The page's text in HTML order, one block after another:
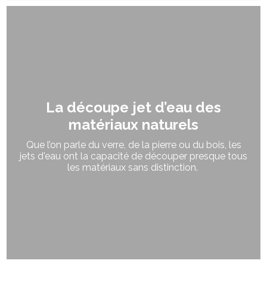
La découpe jet d’eau des
matériaux naturels
Que l’on parle du verre, de la pierre ou du bois, les
jets d'eau ont la capacité de découper presque tous
les matériaux sans distinction.